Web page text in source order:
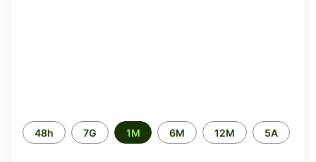
Periodo
di
48h 7G 1M 6M 12M 5A